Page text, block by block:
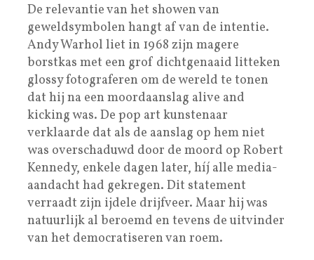
De relevantie van het showen van
geweldsymbolen hangt af van de intentie.
Andy Warhol liet in 1968 zijn magere
borstkas met een grof dichtgenaaid litteken
glossy fotograferen om de wereld te tonen
dat hij na een moordaanslag alive and
kicking was. De pop art kunstenaar
verklaarde dat als de aanslag op hem niet
was overschaduwd door de moord op Robert
Kennedy, enkele dagen later, híj alle media-
aandacht had gekregen. Dit statement
verraadt zijn ijdele drijfveer. Maar hij was
natuurlijk al beroemd en tevens de uitvinder
van het democratiseren van roem.